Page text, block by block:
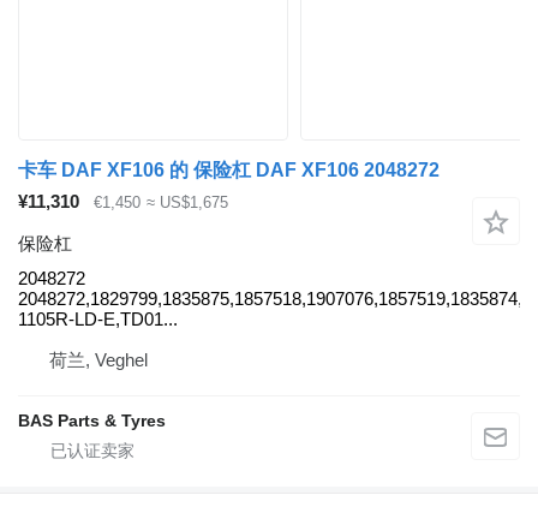
卡车 DAF XF106 的 保险杠 DAF XF106 2048272
¥11,310
€1,450 ≈ US$1,675
保险杠
2048272
1105R-LD-E,TD01...
荷兰, Veghel
BAS Parts & Tyres